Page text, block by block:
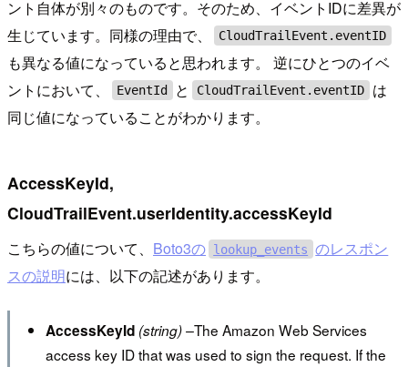
ント自体が別々のものです。そのため、イベントIDに差異が
生じています。同様の理由で、
CloudTrailEvent.eventID
も異なる値になっていると思われます。 逆にひとつのイベ
ントにおいて、
EventId と CloudTrailEvent.eventID
は
同じ値になっていることがわかります。
AccessKeyId,
CloudTrailEvent.userIdentity.accessKeyId
こちらの値について、 Boto3の lookup_events のレスポン
スの説明には、以下の記述があります。
AccessKeyId (string) –The Amazon Web Services
access key ID that was used to sign the request. If the